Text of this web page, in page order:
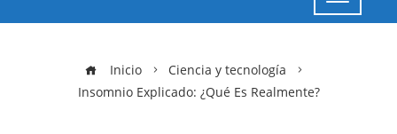
Inicio
Ciencia y tecnología
Insomnio Explicado: ¿Qué Es Realmente?